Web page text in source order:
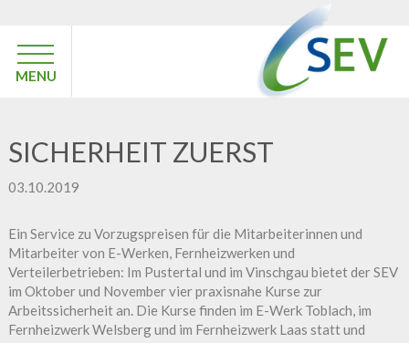
MENU
SICHERHEIT ZUERST
03.10.2019
Ein Service zu Vorzugspreisen für die Mitarbeiterinnen und
Mitarbeiter von E-Werken, Fernheizwerken und
Verteilerbetrieben: Im Pustertal und im Vinschgau bietet der SEV
im Oktober und November vier praxisnahe Kurse zur
Arbeitssicherheit an. Die Kurse finden im E-Werk Toblach, im
Fernheizwerk Welsberg und im Fernheizwerk Laas statt und